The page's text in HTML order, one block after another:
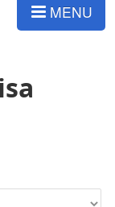
MENU